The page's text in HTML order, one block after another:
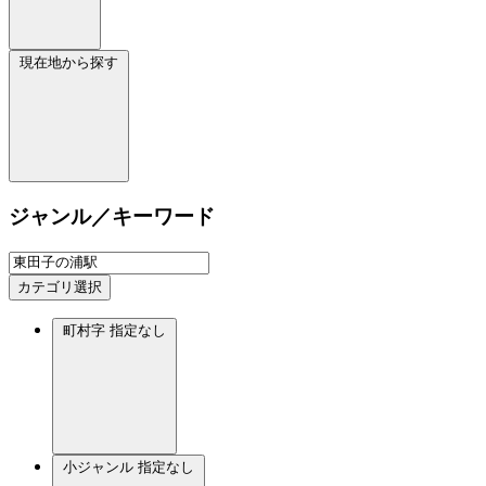
現在地から探す
ジャンル／キーワード
カテゴリ選択
町村字 指定なし
小ジャンル 指定なし